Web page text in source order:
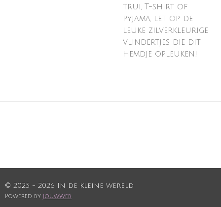
trui, T-shirt of
pyjama, let op de
leuke zilverkleurige
vlindertjes die dit
hemdje opleuken!
© 2025 - 2026 In de kleine wereld
Powered by JouwWeb